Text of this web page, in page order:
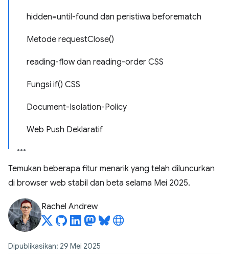
hidden=until-found dan peristiwa beforematch
Metode requestClose()
reading-flow dan reading-order CSS
Fungsi if() CSS
Document-Isolation-Policy
Web Push Deklaratif
Temukan beberapa fitur menarik yang telah diluncurkan
di browser web stabil dan beta selama Mei 2025.
Rachel Andrew
Dipublikasikan: 29 Mei 2025